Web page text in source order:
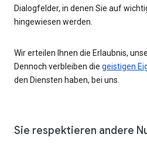
Dialogfelder, in denen Sie auf
hingewiesen werden.
Wir erteilen Ihnen die Erlaubnis,
Dennoch verbleiben die geistigen
den Diensten haben, bei uns.
Sie respektieren andere